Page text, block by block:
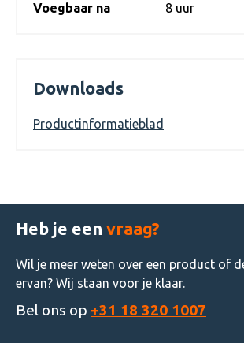
Voegbaar na
8 uur
Downloads
Productinformatieblad
Heb je een vraag?
Wil je meer weten over een product of
ervan? Wij staan voor je klaar.
Bel ons op +31 18 320 1007